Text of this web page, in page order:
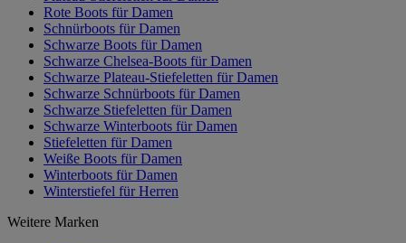
Rote Boots für Damen
Schnürboots für Damen
Schwarze Boots für Damen
Schwarze Chelsea-Boots für Damen
Schwarze Plateau-Stiefeletten für Damen
Schwarze Schnürboots für Damen
Schwarze Stiefeletten für Damen
Schwarze Winterboots für Damen
Stiefeletten für Damen
Weiße Boots für Damen
Winterboots für Damen
Winterstiefel für Herren
Weitere Marken